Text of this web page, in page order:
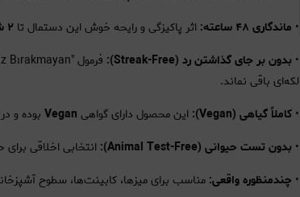
• ماندگاری ۴۸ ساعته: اثر پاکیزگی و رایحه خوش این دستمال تا ۲ شبانه‌روز
• بدون بر جای گذاشتن رد (Streak-Free):
لکه‌ای باقی نماند.
• کاملاً گیاهی (Vegan): این محصول دارای گواهی Veganبوده و
• بدون تست حیوانی (Animal Test-Free):
انتخابی اخلاقی
• چندمنظوره واقعی: مناسب برای میزها، کابینت‌ها، سطوح